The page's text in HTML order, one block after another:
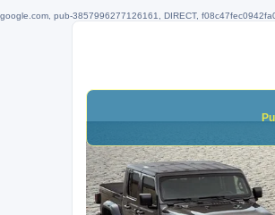
google.com, pub-3857996277126161, DIRECT,